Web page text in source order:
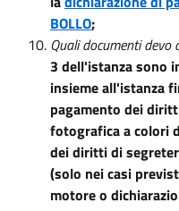
BOLLO;
Quali documenti devo
3 dell'istanza sono
insieme all'istanza
pagamento dei
fotografica a colori
dei diritti di
(solo nei casi
motore o